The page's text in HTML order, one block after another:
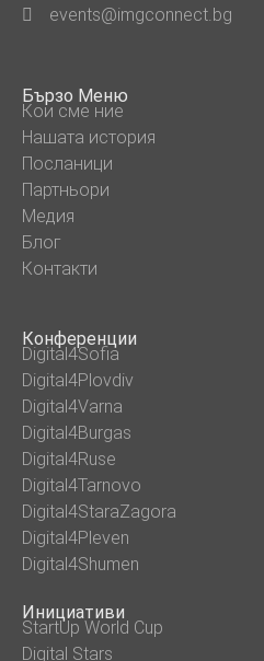
events@imgconnect.bg
Бързо Меню
Кои сме ние
Нашата история
Посланици
Партньори
Медия
Блог
Контакти
Конференции
Digital4Sofia
Digital4Plovdiv
Digital4Varna
Digital4Burgas
Digital4Ruse
Digital4Tarnovo
Digital4StaraZagora
Digital4Pleven
Digital4Shumen
Инициативи
StartUp World Cup
Digital Stars